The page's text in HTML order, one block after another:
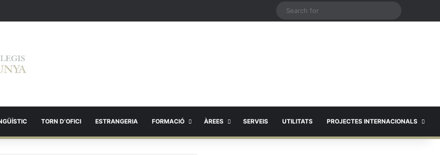
TORN D’OFICI ESTRANGERIA FORMACIÓ ÀREES SERVEIS UTILITATS PROJECTES INTERNACIONALS